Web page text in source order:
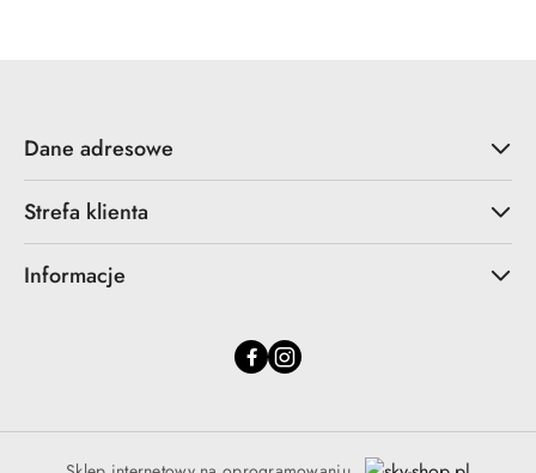
Dane adresowe
Strefa klienta
Informacje